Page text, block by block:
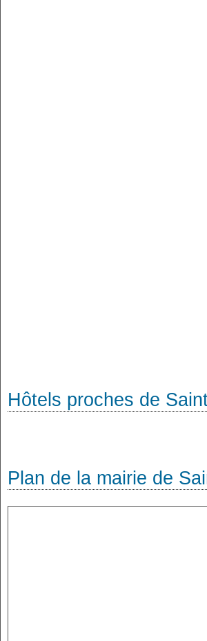
Hôtels proches de
Plan de la mairie de